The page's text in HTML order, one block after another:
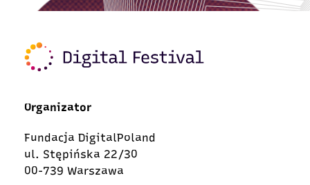
Organizator
Fundacja DigitalPoland
ul. Stępińska 22/30
00-739 Warszawa